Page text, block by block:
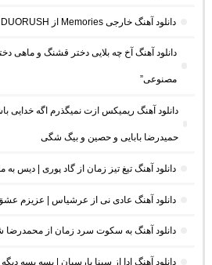
دانلود آهنگ خارجی Memories از DUORUSH “هوش مصنوعی ترند اینستا”
دانلود آهنگ آخ چه بلایی دختر قشنگ و ماهی
مصنوعی”
دانلود آهنگ ریمیکس ازت نمیگذرم اگه خدایی
حمیدرضا بابایی و حصین و بیگ شگی
دانلود آهنگ تیغ تیز زمان از گاد پوری | دیس به
دانلود آهنگ عادی نی از عرشیاس | عزیزم عشق
دانلود آهنگ به سکوت سرد زمان از
دانلود آهنگ ادا از سینا پارسیان | بسه بسه دیگه